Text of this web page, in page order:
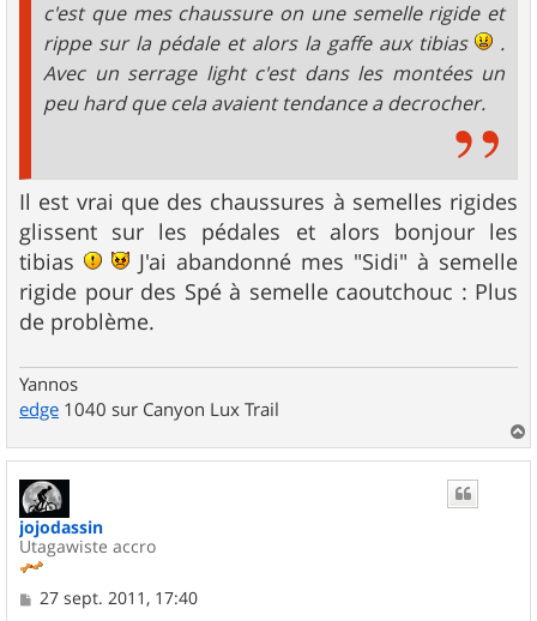
c'est que mes chaussure on une semelle rigide et
rippe sur la pédale et alors la gaffe aux tibias
.
Avec un serrage light c'est dans les montées un
peu hard que cela avaient tendance a decrocher.
Il est vrai que des chaussures à semelles rigides
glissent sur les pédales et alors bonjour les
tibias
J'ai abandonné mes "Sidi" à semelle
rigide pour des Spé à semelle caoutchouc : Plus
de problème.
Yannos
edge 1040 sur Canyon Lux Trail
a
jojodassin
Utagawiste accro
M
27 sept. 2011, 17:40